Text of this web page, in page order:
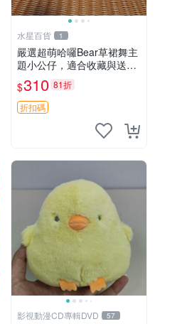
水星百貨 1
嚴選超萌哈囉Bear草裙舞主
題小公仔，適合收藏與送禮
100 克 哈囉Bear 草裙舞
$310 81折
折扣碼
影視動漫CD專輯DVD 57